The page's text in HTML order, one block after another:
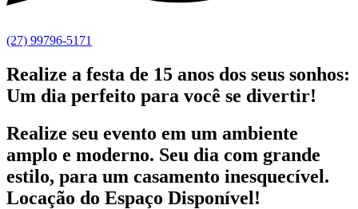
(27) 99796-5171
Realize a festa de 15 anos dos seus sonhos:
Um dia perfeito para você se divertir!
Realize seu evento em um ambiente
amplo e moderno. Seu dia com grande
estilo, para um casamento inesquecível.
Locação do Espaço Disponível!